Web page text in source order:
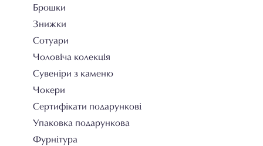
Брошки
Знижки
Сотуари
Чоловіча колекція
Сувеніри з каменю
Чокери
Сертифікати подарункові
Упаковка подарункова
Фурнітура